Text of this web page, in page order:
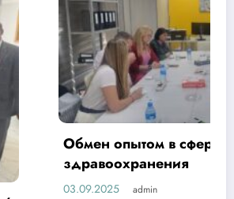
в сфере цифровизации